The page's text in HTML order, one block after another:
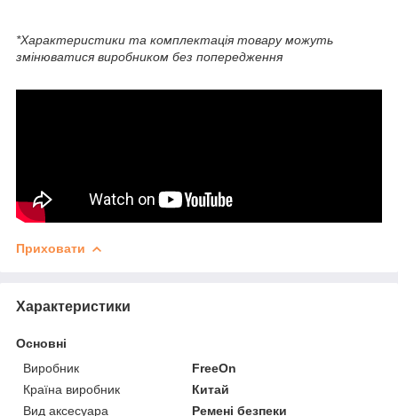
*Характеристики та комплектація товару можуть
змінюватися виробником без попередження
Приховати
Характеристики
Основні
Виробник
FreeOn
Країна виробник
Китай
Вид аксесуара
Ремені безпеки